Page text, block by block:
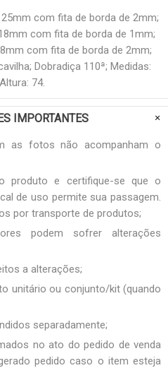
com fita de borda de 2mm;
com fita de borda de 1mm;
com fita de borda de 2mm;
Dobradiça 110ª; Medidas:
74.
IMPORTANTES
as fotos não acompanham o
produto e certifique-se que o
de uso permite sua passagem.
por transporte de produtos;
podem sofrer alterações
a alterações;
unitário ou conjunto/kit (quando
separadamente;
no ato do pedido de venda
pedido caso o item esteja